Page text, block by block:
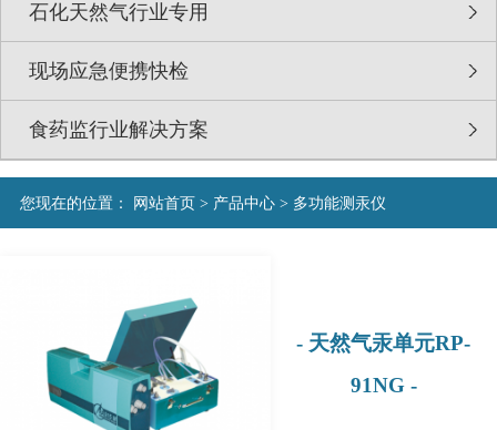
您现在的位置： 网站首页 > 产品中心 > 多功能测汞仪
- 天然气汞单元RP-
91NG -
石化天然气行业专用
现场应急便携快检
食药监行业解决方案